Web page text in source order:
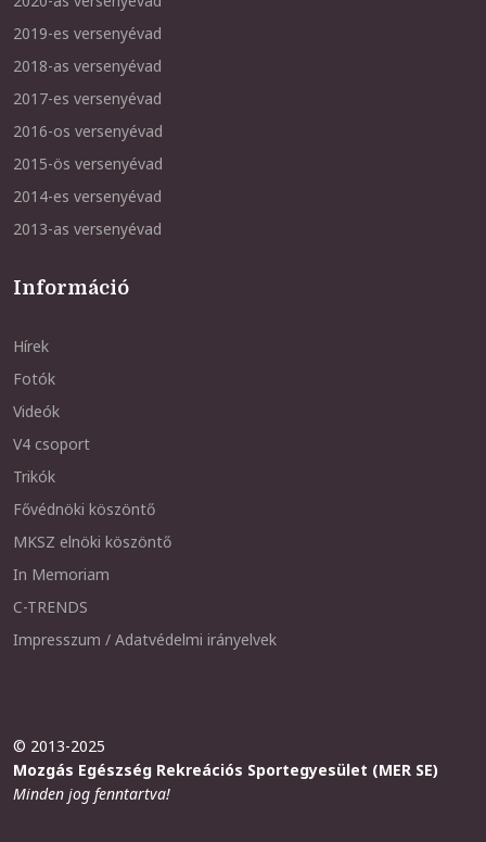
2019-es versenyévad
2018-as versenyévad
2017-es versenyévad
2016-os versenyévad
2015-ös versenyévad
2014-es versenyévad
2013-as versenyévad
Információ
Hírek
Fotók
Videók
V4 csoport
Trikók
Fővédnöki köszöntő
MKSZ elnöki köszöntő
In Memoriam
C-TRENDS
Impresszum / Adatvédelmi irányelvek
© 2013-2025
Mozgás Egészség Rekreációs Sportegyesület (MER SE)
Minden jog fenntartva!